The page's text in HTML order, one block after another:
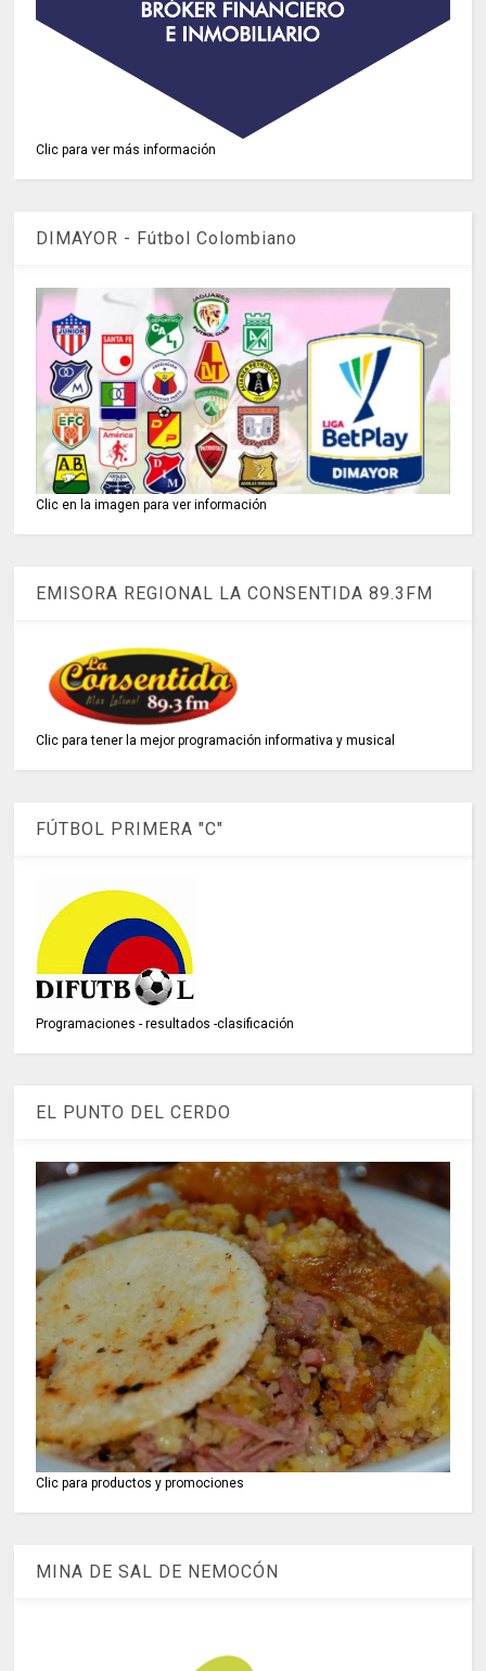
Clic para ver más información
DIMAYOR - Fútbol Colombiano
Clic en la imagen para ver información
EMISORA REGIONAL LA CONSENTIDA 89.3FM
Clic para tener la mejor programación informativa y musical
FÚTBOL PRIMERA "C"
Programaciones - resultados -clasificación
EL PUNTO DEL CERDO
Clic para productos y promociones
MINA DE SAL DE NEMOCÓN